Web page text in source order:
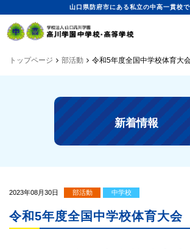
山口県防府市にある私立の中高一貫校で
トップページ 部活動 令和5年度全国中学校体育大
新着情報
2023年08月30日 部活動 中学校
令和5年度全国中学校体育大会